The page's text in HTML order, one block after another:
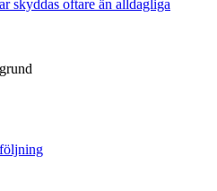
skyddas oftare än alldagliga